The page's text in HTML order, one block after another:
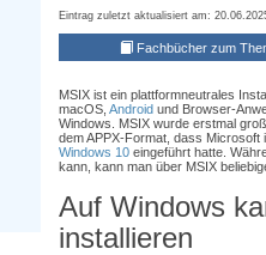
Eintrag zuletzt aktualisiert am:
Fachbücher zum
MSIX ist ein plattformneutrales
macOS, Androidund Browser-
Windows. MSIX wurde erstmal
dem APPX-Format, dass Microsoft
Windows 10eingeführt hatte.
kann, kann man über MSIX
Auf Windows
installieren